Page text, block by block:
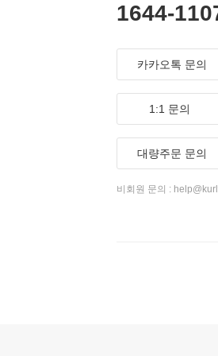
1644-
카카오톡 문의
1:1 문의
대량주문 문의
비회원 문의 :